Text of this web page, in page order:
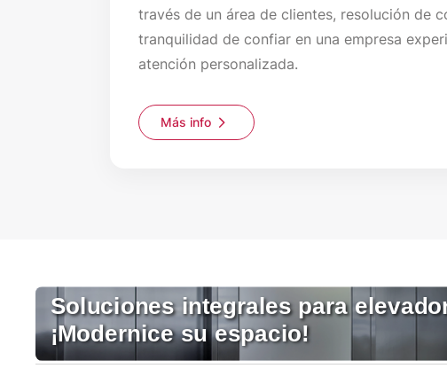
través de un área de clientes, resolución de
tranquilidad de confiar en una empresa
atención personalizada.
Más info